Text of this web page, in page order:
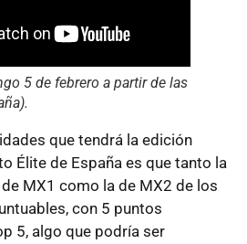
5 de febrero a partirde las
.
que tendrá la edición
Élite de España es que tanto la
MX1 como la de MX2 de los
con 5 puntos
5, algo que podría ser